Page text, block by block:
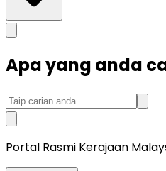
Apa yang anda
Portal Rasmi Kerajaan